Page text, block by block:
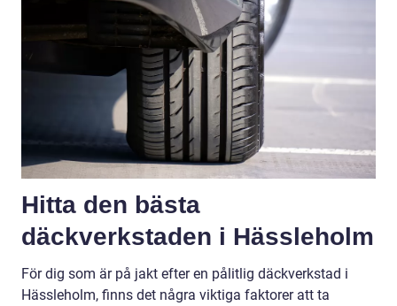
Hitta den bästa
däckverkstaden i Hässleholm
För dig som är på jakt efter en pålitlig däckverkstad i
Hässleholm, finns det några viktiga faktorer att ta